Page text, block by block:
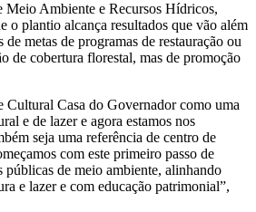
Meio Ambiente e Recursos Hídricos,
o plantio alcança resultados que vão além
de metas de programas de restauração ou
de cobertura florestal, mas de promoção
Cultural Casa do Governador como uma
e de lazer e agora estamos nos
seja uma referência de centro de
com este primeiro passo de
públicas de meio ambiente, alinhando
e lazer e com educação patrimonial”,